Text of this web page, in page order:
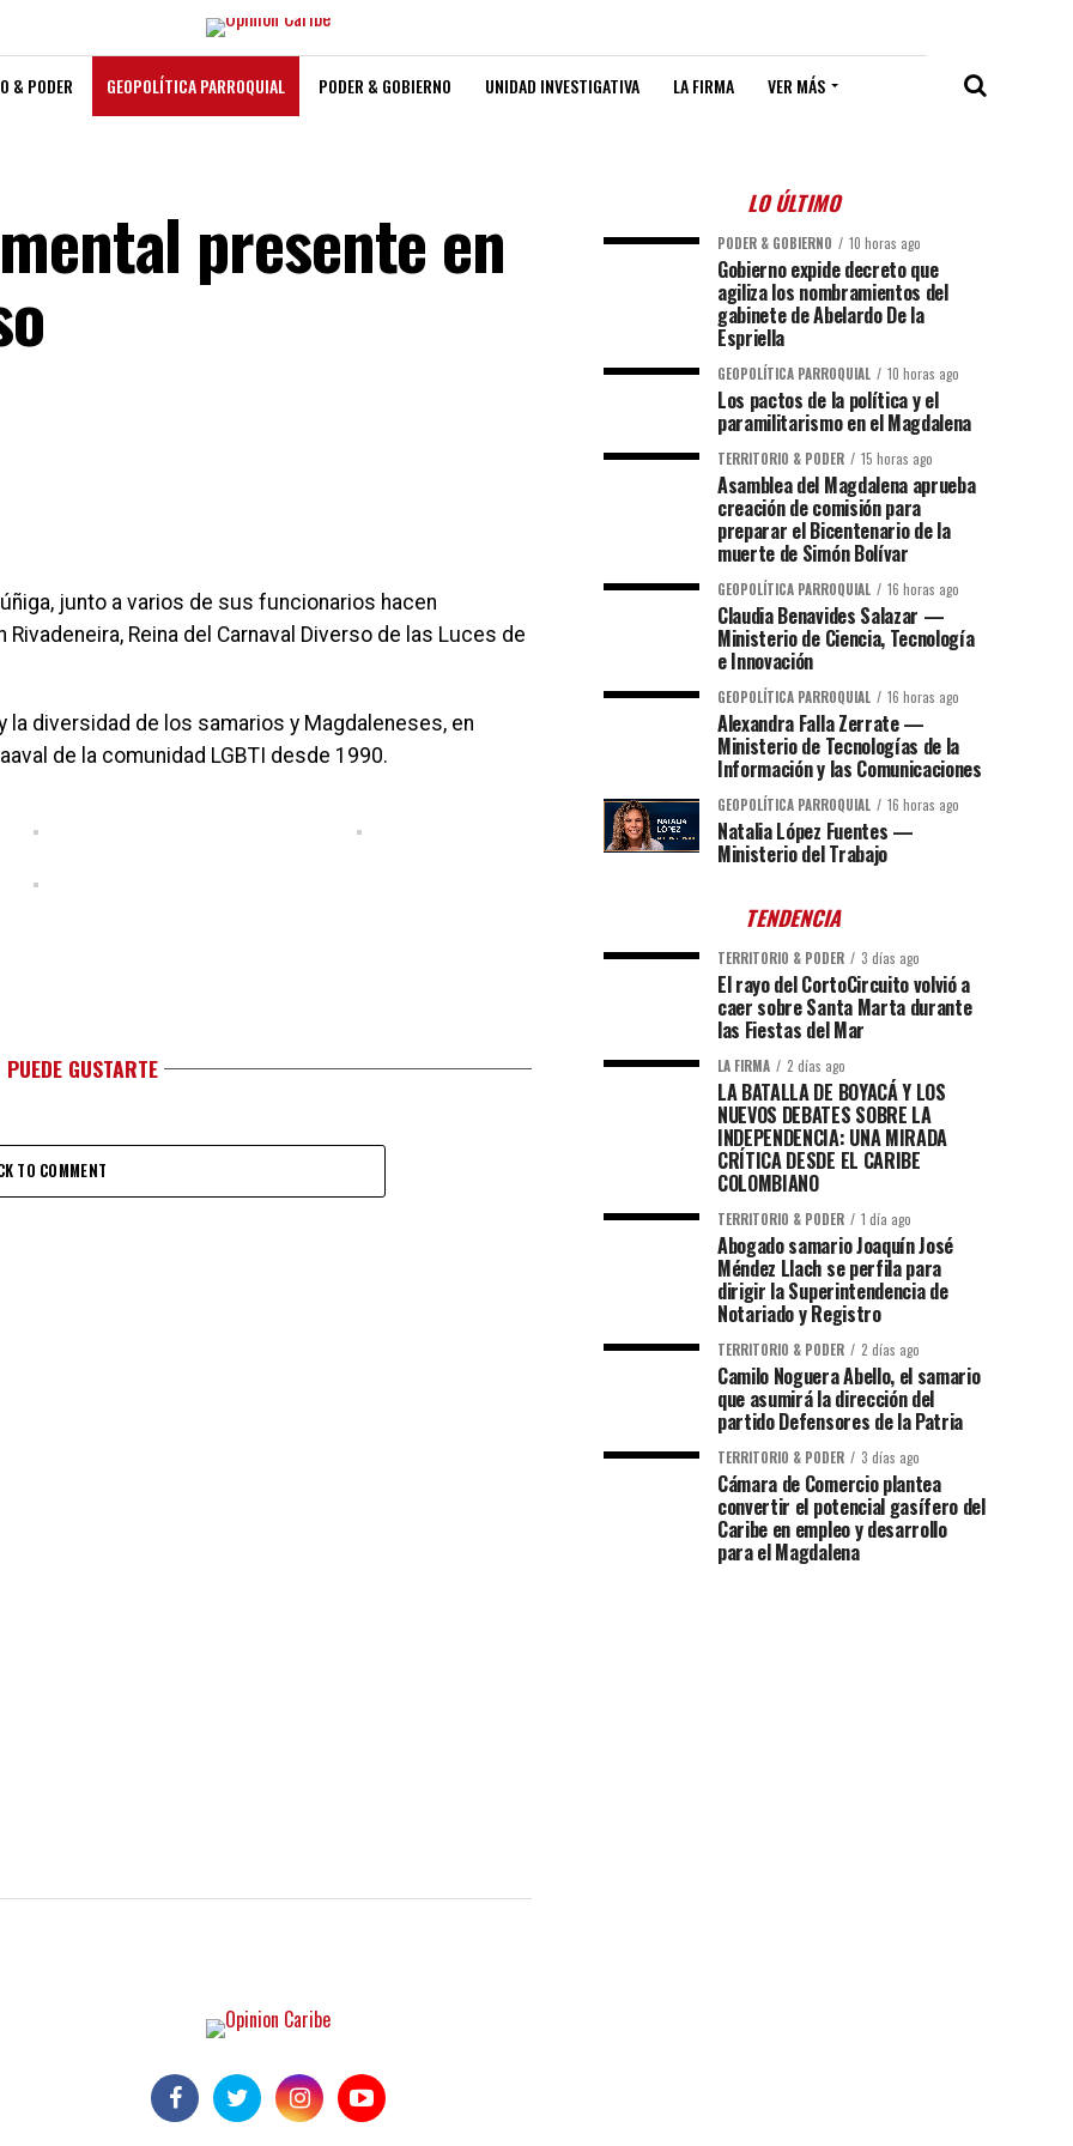
& PODER GEOPOLÍTICA PARROQUIAL PODER & GOBIERNO UNIDAD INVESTIGATIVA LA FIRMA VER MÁS
presente en
junto a varios de sus funcionarios hacen
Reina del Carnaval Diverso de las Luces de
diversidad de los samarios y Magdaleneses, en
de la comunidad LGBTI desde 1990.
GUSTARTE
TO COMMENT
LO ÚLTIMO
PODER & GOBIERNO 10 horas ago
Gobierno expide decreto que
agiliza los nombramientos del
gabinete de Abelardo De la
Espriella
GEOPOLÍTICA PARROQUIAL 10 horas ago
Los pactos de la política y el
paramilitarismo en el Magdalena
TERRITORIO & PODER 15 horas ago
Asamblea del Magdalena aprueba
creación de comisión para
preparar el Bicentenario de la
muerte de Simón Bolívar
GEOPOLÍTICA PARROQUIAL 16 horas ago
Claudia Benavides Salazar —
Ministerio de Ciencia, Tecnología
e Innovación
GEOPOLÍTICA PARROQUIAL 16 horas ago
Alexandra Falla Zerrate —
Ministerio de Tecnologías de la
Información y las Comunicaciones
GEOPOLÍTICA PARROQUIAL 16 horas ago
Natalia López Fuentes —
Ministerio del Trabajo
TENDENCIA
TERRITORIO & PODER 3 días ago
El rayo del CortoCircuito volvió a
caer sobre Santa Marta durante
las Fiestas del Mar
LA FIRMA 2 días ago
LA BATALLA DE BOYACÁ Y LOS
NUEVOS DEBATES SOBRE LA
INDEPENDENCIA: UNA MIRADA
CRÍTICA DESDE EL CARIBE
COLOMBIANO
TERRITORIO & PODER 1 día ago
Abogado samario Joaquín José
Méndez Llach se perfila para
dirigir la Superintendencia de
Notariado y Registro
TERRITORIO & PODER 2 días ago
Camilo Noguera Abello, el samario
que asumirá la dirección del
partido Defensores de la Patria
TERRITORIO & PODER 3 días ago
Cámara de Comercio plantea
convertir el potencial gasífero del
Caribe en empleo y desarrollo
para el Magdalena